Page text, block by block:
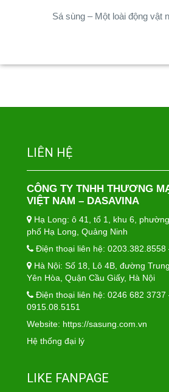
Sá sùng – Một loài động vật
LIÊN HỆ
CÔNG TY TNHH THƯƠNG
VIỆT NAM – DASAVINA
Hạ Long: ô 41, tổ 1, khu 6,
phố Hạ Long, Quảng Ninh
Điện thoại liên hệ: 0203.382.8558
Hà Nội: Số 18, Lô 4B, đường
Yên Hòa, Quận Cầu Giấy, Hà Nội
Điện thoại liên hệ: 0246 682 3737
0915.08.5151
Website: https://sasung.com.vn
Hệ thống đại lý
LIKE FANPAGE